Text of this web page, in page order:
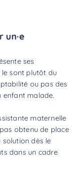
un·e
ses
sont plutôt du
ou pas des
enfant malade.
maternelle
obtenu de place
solution dès le
dans un cadre